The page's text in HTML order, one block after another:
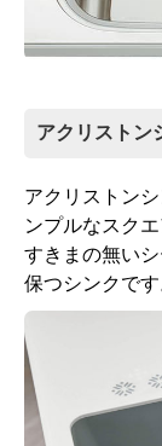
アクリストン
アクリストン
ンプルなスク
すきまの無い
保つシンクです